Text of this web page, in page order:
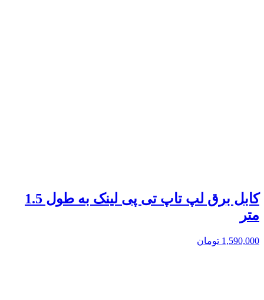
کابل برق لپ تاپ تی پی لینک به طول 1.5
متر
1,590,000 تومان